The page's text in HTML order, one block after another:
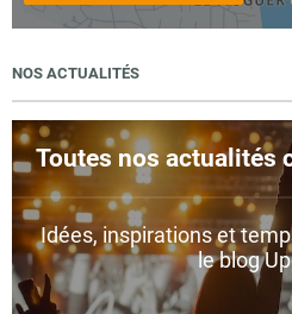
NOS ACTUALITÉS
Toutes nos actualités
Idées, inspirations et
le blog